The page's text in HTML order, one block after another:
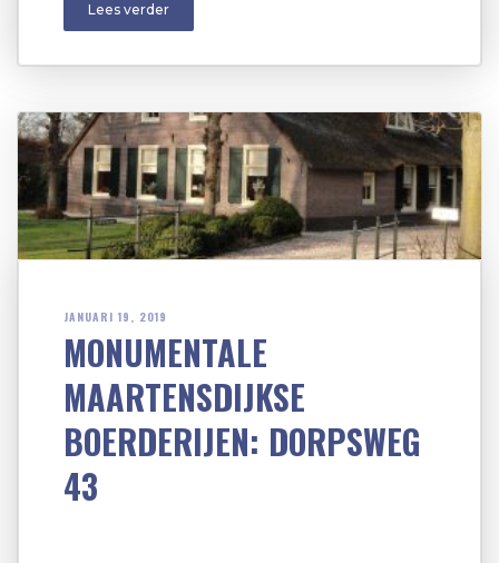
Lees verder
JANUARI 19, 2019
MONUMENTALE
MAARTENSDIJKSE
BOERDERIJEN: DORPSWEG
43